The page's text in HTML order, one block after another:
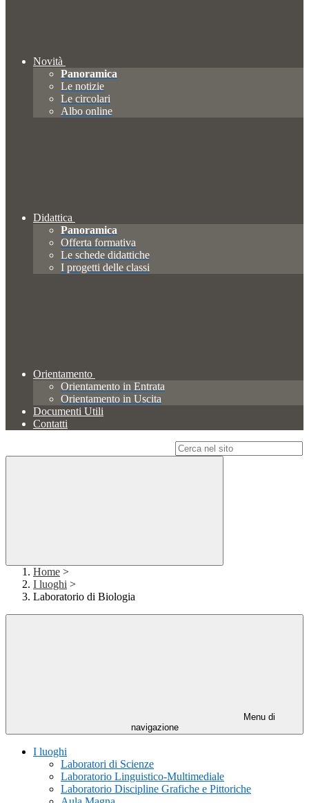
Novità
Panoramica
Le notizie
Le circolari
Albo online
Didattica
Panoramica
Offerta formativa
Le schede didattiche
I progetti delle classi
Orientamento
Orientamento in Entrata
Orientamento in Uscita
Documenti Utili
Contatti
Home >
I luoghi >
Laboratorio di Biologia
Menu di
navigazione
I luoghi
Laboratori di Scienze
Laboratorio Linguistico-Multimediale
Laboratorio Discipline Grafiche e Pittoriche